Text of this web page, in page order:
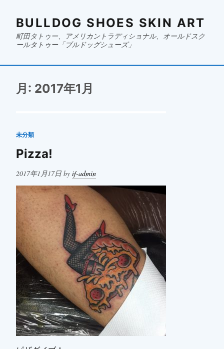
BULLDOG SHOES SKIN ART
町田タトゥー、アメリカントラディショナル、オールドスク
ールタトゥー「ブルドッグシューズ」
月: 2017年1月
未分類
Pizza!
Posted
2017年1月17日 by if-admin